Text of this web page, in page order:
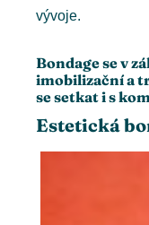
vývoje.
Bondage se v
imobilizační a
se setkat i s
Estetická